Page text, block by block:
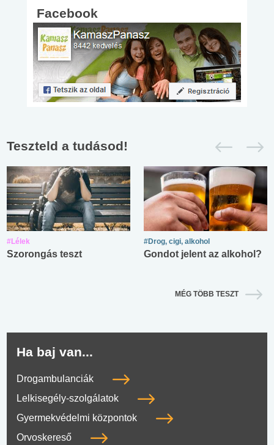
Facebook
Teszteld a tudásod!
#Lélek
Szorongás teszt
#Drog, cigi, alkohol
Gondot jelent az alkohol?
MÉG TÖBB TESZT
Ha baj van...
Drogambulanciák
Lelkisegély-szolgálatok
Gyermekvédelmi központok
Orvoskereső